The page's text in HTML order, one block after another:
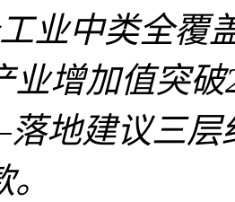
业中类全覆
业增加值突
地建议三层